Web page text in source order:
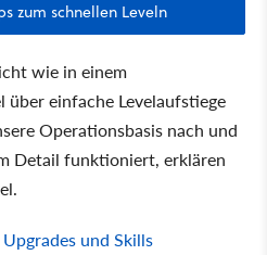
zum schnellen Leveln
wie in einem
über einfache Levelaufstiege
Operationsbasis nach und
Detail funktioniert, erklären
und Skills